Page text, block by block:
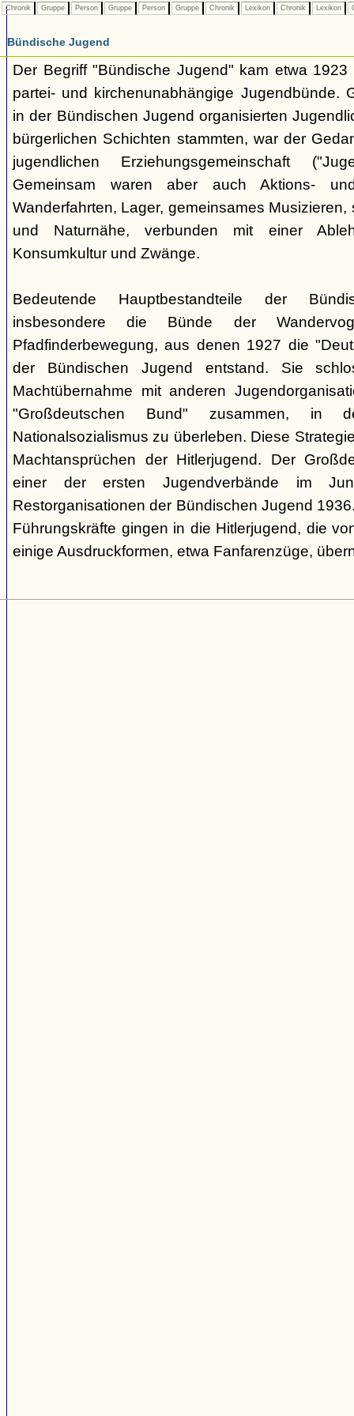
Chronik Gruppe Person Gruppe Person Gruppe Chronik Lexikon Chronik Lexikon
Bündische Jugend
Der Begriff "Bündische Jugend" kam etwa
partei- und kirchenunabhängige Jugendbünde.
in der Bündischen Jugend organisierten
bürgerlichen Schichten stammten, war der
jugendlichen Erziehungsgemeinschaft
Gemeinsam waren aber auch Aktions-
Wanderfahrten, Lager, gemeinsames
und Naturnähe, verbunden mit einer
Konsumkultur und Zwänge.
Bedeutende Hauptbestandteile der
insbesondere die Bünde der
Pfadfinderbewegung, aus denen 1927 die
der Bündischen Jugend entstand. Sie
Machtübernahme mit anderen
"Großdeutschen Bund" zusammen,
Nationalsozialismus zu überleben. Diese
Machtansprüchen der Hitlerjugend. Der
einer der ersten Jugendverbände im
Restorganisationen der Bündischen Jugend
Führungskräfte gingen in die Hitlerjugend, die
einige Ausdruckformen, etwa Fanfarenzüge,